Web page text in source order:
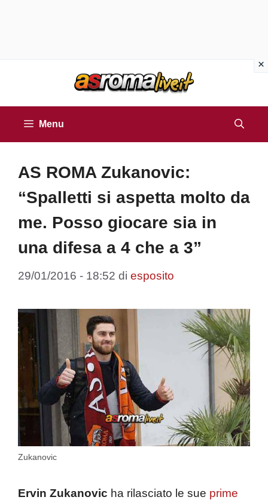
Menu
AS ROMA Zukanovic:
“Spalletti si aspetta molto da
me. Posso giocare sia in
una difesa a 4 che a 3”
29/01/2016 - 18:52 di esposito
Zukanovic
Ervin Zukanovic ha rilasciato le sue prime